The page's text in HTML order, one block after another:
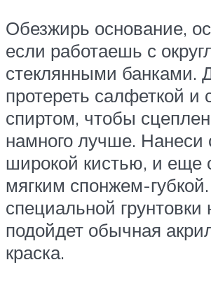
Обезжирь основание,
если работаешь с
стеклянными банками.
протереть салфеткой и
спиртом, чтобы
намного лучше. Нанеси
широкой кистью, и еще
мягким спонжем-
специальной грунтовки
подойдет обычная
краска.